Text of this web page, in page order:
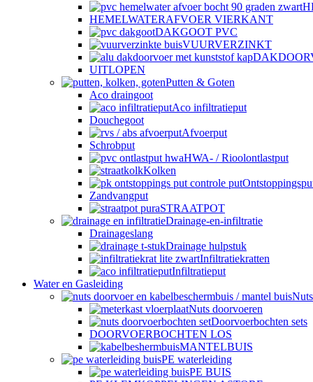
HEMELWATERAFVOER VIERKANT
DAKGOOT PVC
VUURVERZINKT
UITLOPEN
Putten & Goten
Aco draingoot
Aco infiltratieput
Douchegoot
Afvoerput
Schrobput
HWA- / Rioolontlastput
Kolken
Zandvangput
STRAATPOT
Drainage-en-infiltratie
Drainageslang
Drainage hulpstuk
Infiltratiekratten
Infiltratieput
Water en Gasleiding
Nuts
Nuts doorvoeren
Doorvoerbochten sets
DOORVOERBOCHTEN LOS
MANTELBUIS
PE waterleiding
PE BUIS